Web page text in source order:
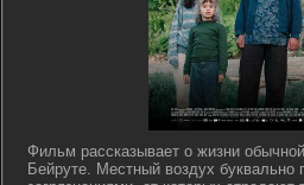
Фильм рассказывает о жизни
Бейруте. Местный воздух буквально